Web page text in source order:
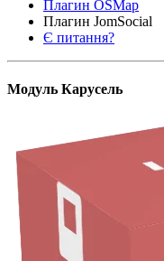
Плагин OSMap
Плагин JomSocial
Є питання?
Модуль Карусель